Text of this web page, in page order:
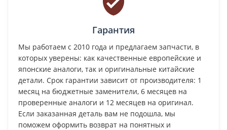
Гарантия
Мы работаем с 2010 года и предлагаем запчасти, в
которых уверены: как качественные европейские и
японские аналоги, так и оригинальные китайские
детали. Срок гарантии зависит от производителя: 1
месяц на бюджетные заменители, 6 месяцев на
проверенные аналоги и 12 месяцев на оригинал.
Если заказанная деталь вам не подошла, мы
поможем оформить возврат на понятных и